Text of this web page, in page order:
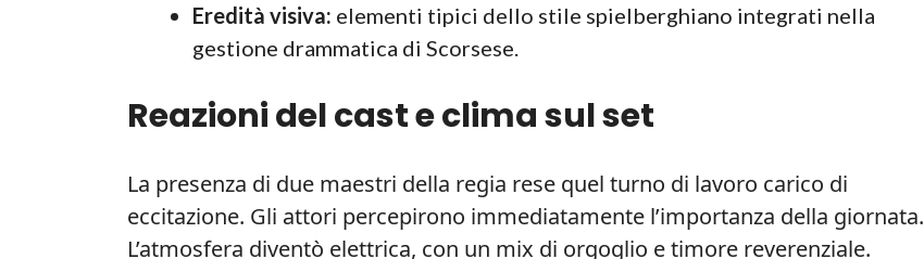
Eredità visiva: elementi tipici dello stile spielberghiano integrati nella
gestione drammatica di Scorsese.
Reazioni del cast e clima sul set
La presenza di due maestri della regia rese quel turno di lavoro carico di
eccitazione. Gli attori percepirono immediatamente l’importanza della giornata.
L’atmosfera diventò elettrica, con un mix di orgoglio e timore reverenziale.